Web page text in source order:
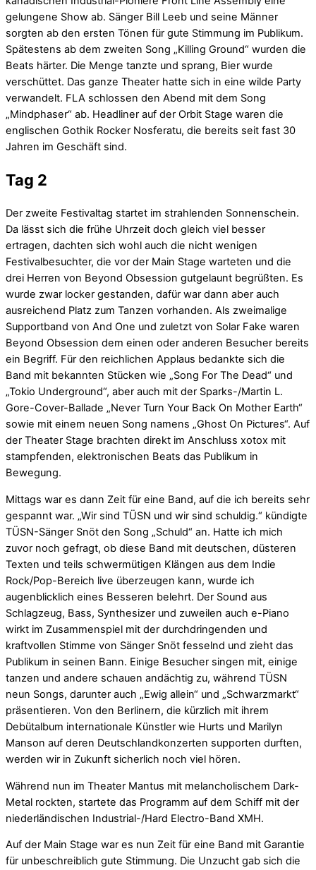
gelungene Show ab. Sänger Bill Leeb und seine Männer
sorgten ab den ersten Tönen für gute Stimmung im Publikum.
Spätestens ab dem zweiten Song „Killing Ground“ wurden die
Beats härter. Die Menge tanzte und sprang, Bier wurde
verschüttet. Das ganze Theater hatte sich in eine wilde Party
verwandelt. FLA schlossen den Abend mit dem Song
„Mindphaser“ ab. Headliner auf der Orbit Stage waren die
englischen Gothik Rocker Nosferatu, die bereits seit fast 30
Jahren im Geschäft sind.
Tag 2
Der zweite Festivaltag startet im strahlenden Sonnenschein.
Da lässt sich die frühe Uhrzeit doch gleich viel besser
ertragen, dachten sich wohl auch die nicht wenigen
Festivalbesuchter, die vor der Main Stage warteten und die
drei Herren von Beyond Obsession gutgelaunt begrüßten. Es
wurde zwar locker gestanden, dafür war dann aber auch
ausreichend Platz zum Tanzen vorhanden. Als zweimalige
Supportband von And One und zuletzt von Solar Fake waren
Beyond Obsession dem einen oder anderen Besucher bereits
ein Begriff. Für den reichlichen Applaus bedankte sich die
Band mit bekannten Stücken wie „Song For The Dead“ und
„Tokio Underground“, aber auch mit der Sparks-/Martin L.
Gore-Cover-Ballade „Never Turn Your Back On Mother Earth“
sowie mit einem neuen Song namens „Ghost On Pictures“. Auf
der Theater Stage brachten direkt im Anschluss xotox mit
stampfenden, elektronischen Beats das Publikum in
Bewegung.
Mittags war es dann Zeit für eine Band, auf die ich bereits sehr
gespannt war. „Wir sind TÜSN und wir sind schuldig.“ kündigte
TÜSN-Sänger Snöt den Song „Schuld“ an. Hatte ich mich
zuvor noch gefragt, ob diese Band mit deutschen, düsteren
Texten und teils schwermütigen Klängen aus dem Indie
Rock/Pop-Bereich live überzeugen kann, wurde ich
augenblicklich eines Besseren belehrt. Der Sound aus
Schlagzeug, Bass, Synthesizer und zuweilen auch e-Piano
wirkt im Zusammenspiel mit der durchdringenden und
kraftvollen Stimme von Sänger Snöt fesselnd und zieht das
Publikum in seinen Bann. Einige Besucher singen mit, einige
tanzen und andere schauen andächtig zu, während TÜSN
neun Songs, darunter auch „Ewig allein“ und „Schwarzmarkt“
präsentieren. Von den Berlinern, die kürzlich mit ihrem
Debütalbum internationale Künstler wie Hurts und Marilyn
Manson auf deren Deutschlandkonzerten supporten durften,
werden wir in Zukunft sicherlich noch viel hören.
Während nun im Theater Mantus mit melancholischem Dark-
Metal rockten, startete das Programm auf dem Schiff mit der
niederländischen Industrial-/Hard Electro-Band XMH.
Auf der Main Stage war es nun Zeit für eine Band mit Garantie
für unbeschreiblich gute Stimmung. Die Unzucht gab sich die